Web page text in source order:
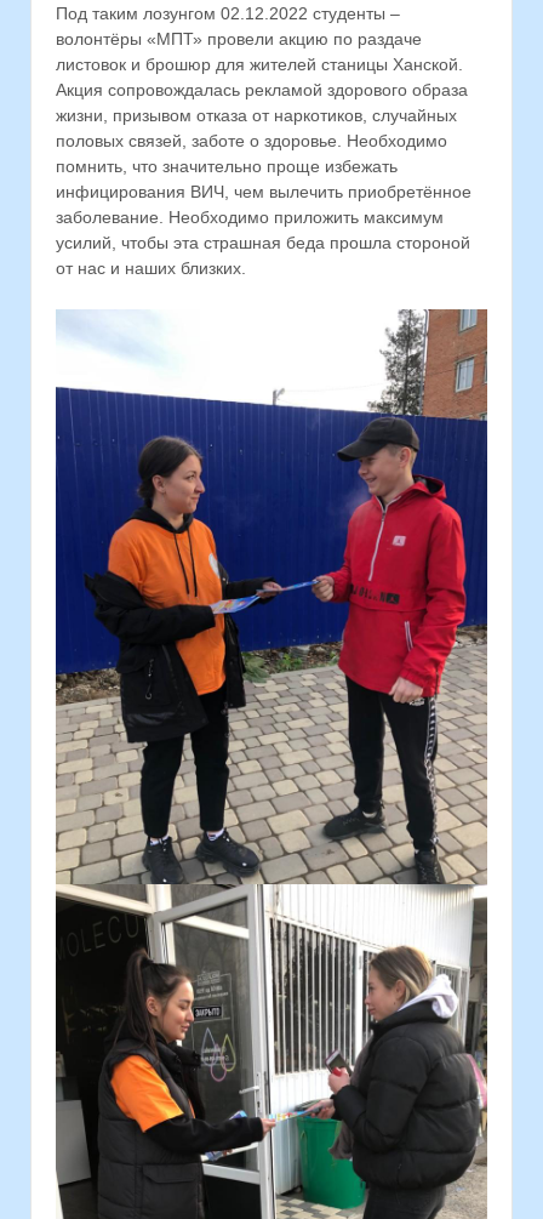
Под таким лозунгом 02.12.2022 студенты –
волонтёры «МПТ» провели акцию по раздаче
листовок и брошюр для жителей станицы Ханской.
Акция сопровождалась рекламой здорового образа
жизни, призывом отказа от наркотиков, случайных
половых связей, заботе о здоровье. Необходимо
помнить, что значительно проще избежать
инфицирования ВИЧ, чем вылечить приобретённое
заболевание. Необходимо приложить максимум
усилий, чтобы эта страшная беда прошла стороной
от нас и наших близких.